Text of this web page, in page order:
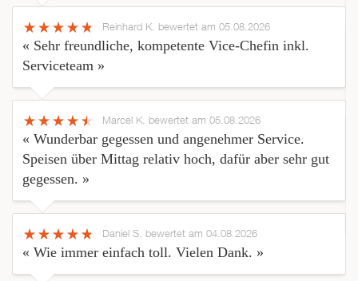
Reinhard K. bewertet am 05.08.2026
« Sehr freundliche, kompetente Vice-Chefin inkl.
Serviceteam »
Marcel K. bewertet am 05.08.2026
« Wunderbar gegessen und angenehmer Service.
Speisen über Mittag relativ hoch, dafür aber sehr gut
gegessen. »
Daniel S. bewertet am 04.08.2026
« Wie immer einfach toll. Vielen Dank. »